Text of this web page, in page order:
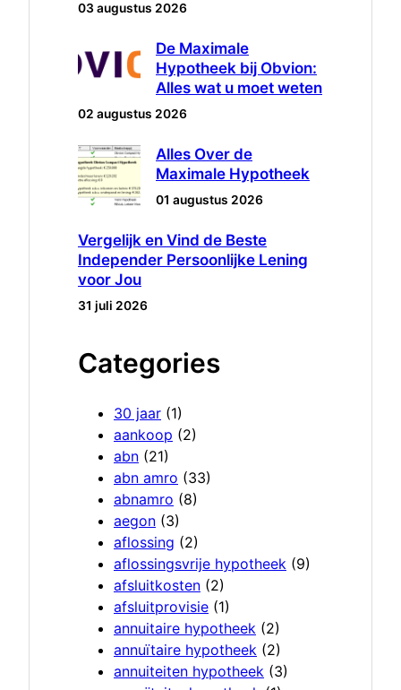
03 augustus 2026
De Maximale
Hypotheek bij Obvion:
Alles wat u moet weten
02 augustus 2026
Alles Over de
Maximale Hypotheek
01 augustus 2026
Vergelijk en Vind de Beste
Independer Persoonlijke Lening
voor Jou
31 juli 2026
Categories
30 jaar (1)
aankoop (2)
abn (21)
abn amro (33)
abnamro (8)
aegon (3)
aflossing (2)
aflossingsvrije hypotheek (9)
afsluitkosten (2)
afsluitprovisie (1)
annuitaire hypotheek (2)
annuïtaire hypotheek (2)
annuiteiten hypotheek (3)